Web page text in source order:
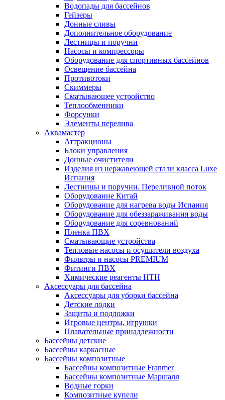
Водопады для бассейнов
Гейзеры
Донные сливы
Дополнительное оборудование
Лестницы и поручни
Насосы и компрессоры
Оборудование для спортивных бассейнов
Освещение бассейна
Противотоки
Скиммеры
Сматывающее устройство
Теплообменники
Форсунки
Элементы перелива
Аквамастер
Аттракционы
Блоки управления
Донные очистители
Изделия из нержавеющей стали класса Luxe
Испания
Лестницы и поручни. Переливной поток
Оборудование Китай
Оборудование для нагрева воды Испания
Оборудование для обеззараживания воды
Оборудование для соревнований
Пленка ПВХ
Сматывающие устройства
Тепловые насосы и осушители воздуха
Фильтры и насосы PREMIUM
Фитинги ПВХ
Химические реагенты HTH
Аксессуары для бассейна
Аксессуары для уборки бассейна
Детские лодки
Защиты и подложки
Игровые центры, игрушки
Плавательные принадлежности
Бассейны детские
Бассейны каркасные
Бассейны композитные
Бассейны композитные Franmer
Бассейны композитные Маршалл
Водные горки
Композитные купели